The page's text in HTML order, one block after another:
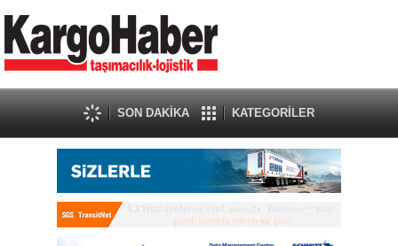
SON DAKİKA KATEGORİLER